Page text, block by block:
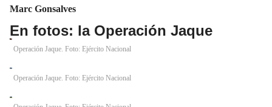
Marc Gonsalves
En fotos: la Operación Jaque
Operación Jaque. Foto: Ejército Nacional
Operación Jaque. Foto: Ejército Nacional